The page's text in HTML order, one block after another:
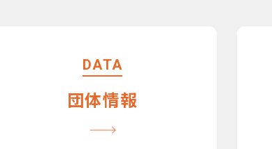
DATA
団体情報